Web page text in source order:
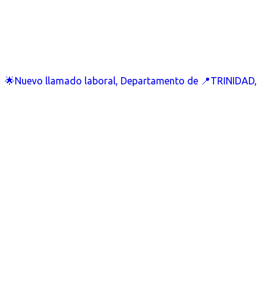
🌟Nuevo llamado laboral, Departamento de 📍TRINIDAD,